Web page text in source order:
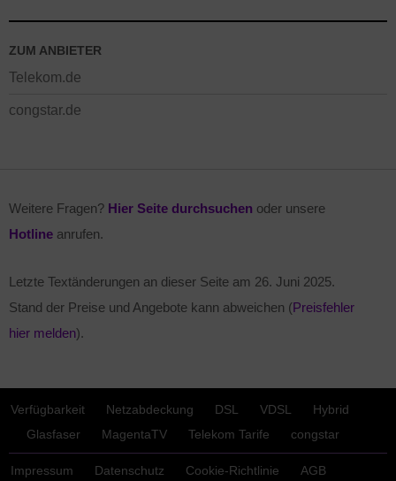
ZUM ANBIETER
Telekom.de
congstar.de
Weitere Fragen? Hier Seite durchsuchen oder unsere
Hotline anrufen.
Letzte Textänderungen an dieser Seite am 26. Juni 2025.
Stand der Preise und Angebote kann abweichen (Preisfehler
hier melden).
Verfügbarkeit Netzabdeckung DSL VDSL
Hybrid
Glasfaser
MagentaTV Telekom Tarife congstar
Impressum Datenschutz Cookie-Richtlinie AGB